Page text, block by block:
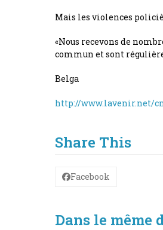
Mais les violences
«Nous recevons de
commun et sont
Belga
http://www.lavenir.net/
Share This
Facebook
Dans le même